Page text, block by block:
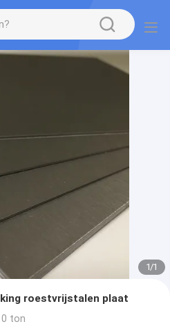
1/1
roestvrijstalen plaat
ton